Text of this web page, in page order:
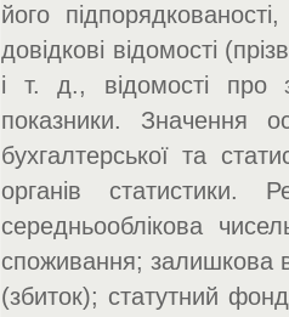
його
довідкові відомості
і т. д., відомості про
показники. Значення
бухгалтерської та
органів статистики.
середньооблікова
споживання; залишкова
(збиток); статутний